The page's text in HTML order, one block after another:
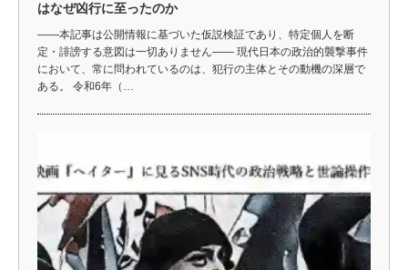
はなぜ凶行に至ったのか
――本記事は公開情報に基づいた仮説検証であり、特定個人を断
定・誹謗する意図は一切ありません―― 現代日本の政治的襲撃事件
において、常に問われているのは、犯行の主体とその動機の深層で
ある。 令和6年（…